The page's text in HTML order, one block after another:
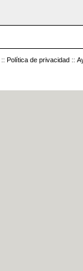
:: Política de privacidad ::